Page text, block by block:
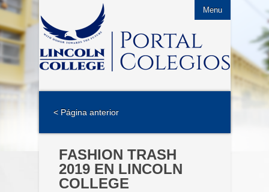
Menu
< Página anterior
FASHION TRASH
2019 EN LINCOLN
COLLEGE